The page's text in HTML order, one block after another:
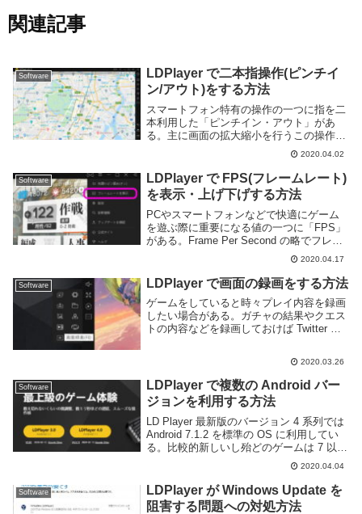
関連記事
Software
LDPlayer で二本指操作(ピンチイ
ン/アウト)をする方法
スマートフォン特有の操作の一つに指を二
本利用した「ピンチイン・アウト」があ
る。主に画面の拡大縮小を行うこの操作は
Google Maps などの地図アプリやゲームな
どでよく使われる。スマートフォン向けの
ゲーム・アプリを PC で利用するため...
2020.04.02
Software
LDPlayer で FPS(フレームレート)
を表示・上げ下げする方法
PCやスマートフォンなどで快適にゲーム
を遊ぶ際に重要になる値の一つに「FPS」
がある。Frame Per Second の略でフレー
ムレートとも呼ばれるこの値は、簡単に言
うと一秒間に何回処理を行うかを示すもの
で、ゲームプレイにおいては快適に...
2020.04.17
Software LDPlayer で画面の録画をする方法
ゲームをしていると時々プレイ内容を録画
したい場合がある。ガチャの結果やクエス
トの内容などを録画しておけば Twitter な
2020.03.26
Software
LDPlayer で複数の Android バー
ジョンを利用する方法
LD Player 最新版のバージョン 4 系列では
Android 7.1.2 を標準の OS に利用してい
る。比較的新しいし殆どのゲームは 7 以上
であれば動作するのであまり問題は無い。
しかし、エミュレーターは実機と比べると
ゲームが動作...
2020.04.04
Software
LDPlayer が Windows Update を
阻害する問題への対処方法